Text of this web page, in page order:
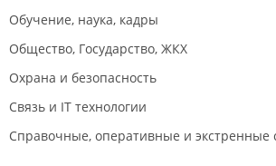
Обучение, наука, кадры
Общество, Государство, ЖКХ
Охрана и безопасность
Связь и IT технологии
Справочные, оперативные и экстренные